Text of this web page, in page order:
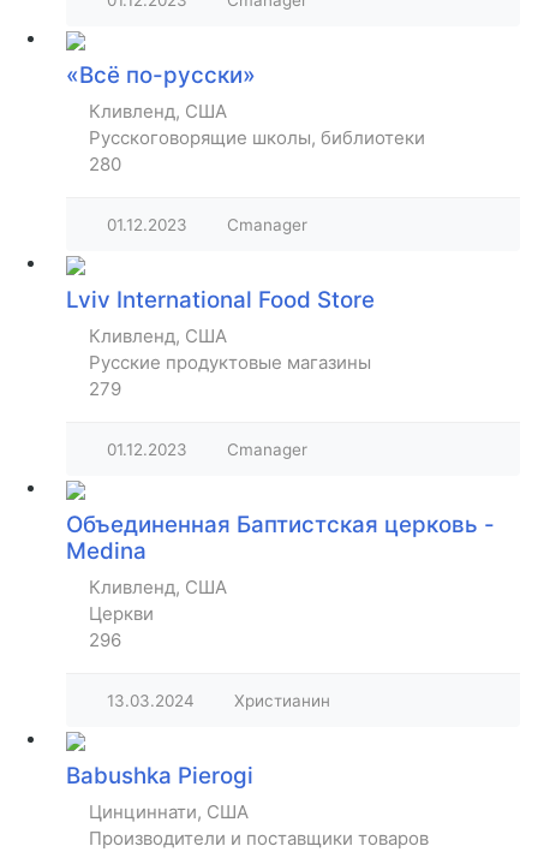
«Всё по-русски»
Кливленд, США
Русскоговорящие школы, библиотеки
280
01.12.2023 Cmanager
Lviv International Food Store
Кливленд, США
Русские продуктовые магазины
279
01.12.2023 Cmanager
Объединенная Баптистская церковь -
Medina
Кливленд, США
Церкви
296
13.03.2024 Христианин
Babushka Pierogi
Цинциннати, США
Производители и поставщики товаров